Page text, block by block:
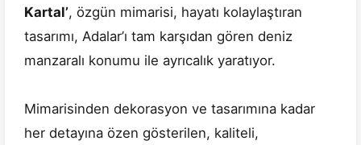
Kartal’, özgün mimarisi, hayatı kolaylaştıran
tasarımı, Adalar’ı tam karşıdan gören deniz
manzaralı konumu ile ayrıcalık yaratıyor.
Mimarisinden dekorasyon ve tasarımına kadar
her detayına özen gösterilen, kaliteli,